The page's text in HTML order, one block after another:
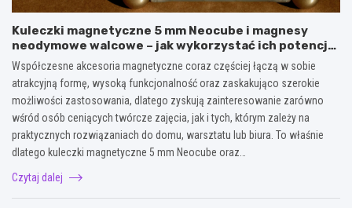
Kuleczki magnetyczne 5 mm Neocube i magnesy
neodymowe walcowe – jak wykorzystać ich potencjał
w kreatywnych oraz praktycznych zastosowaniach?
Współczesne akcesoria magnetyczne coraz częściej łączą w sobie
atrakcyjną formę, wysoką funkcjonalność oraz zaskakująco szerokie
możliwości zastosowania, dlatego zyskują zainteresowanie zarówno
wśród osób ceniących twórcze zajęcia, jak i tych, którym zależy na
praktycznych rozwiązaniach do domu, warsztatu lub biura. To właśnie
dlatego kuleczki magnetyczne 5 mm Neocube oraz…
Czytaj dalej